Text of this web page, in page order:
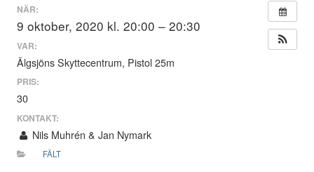
NÄR:
9 oktober, 2020 kl. 20:00 – 20:30
VAR:
Älgsjöns Skyttecentrum, Pistol 25m
PRIS:
30
KONTAKT:
Nils Muhrén & Jan Nymark
FÄLT